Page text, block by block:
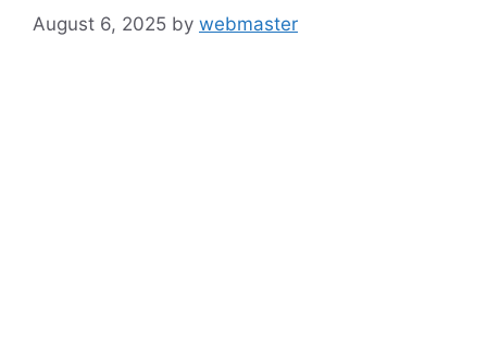
August 6, 2025 by webmaster